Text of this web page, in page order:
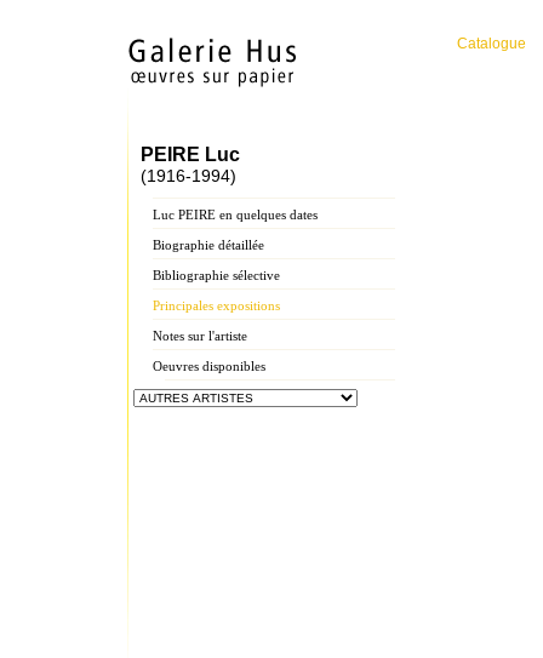
Catalogue
PEIRE Luc
(1916-1994)
Luc PEIRE en quelques dates
Biographie détaillée
Bibliographie sélective
Principales expositions
Notes sur l'artiste
Oeuvres disponibles